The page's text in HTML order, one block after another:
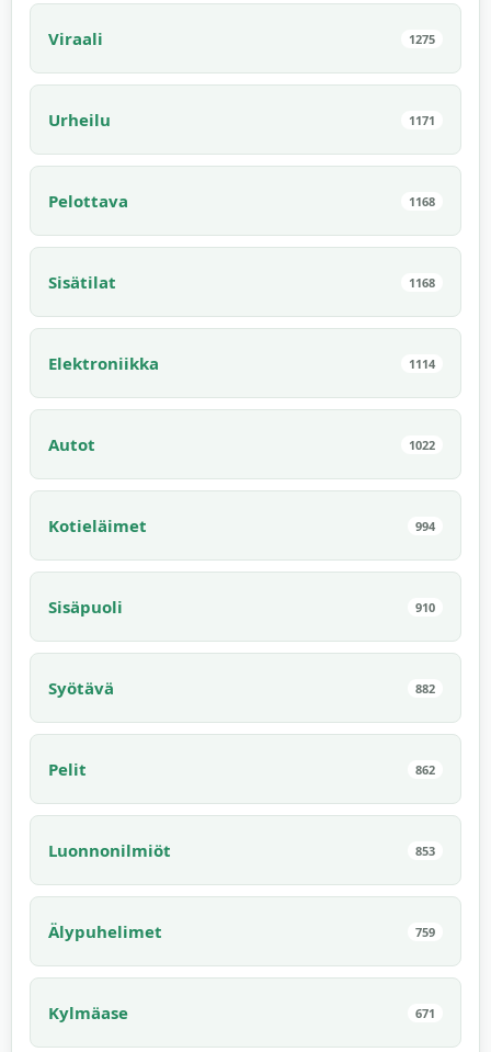
Viraali 1275
Urheilu 1171
Pelottava 1168
Sisätilat 1168
Elektroniikka 1114
Autot 1022
Kotieläimet 994
Sisäpuoli 910
Syötävä 882
Pelit 862
Luonnonilmiöt 853
Älypuhelimet 759
Kylmäase 671